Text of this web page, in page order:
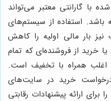
با گارانتی معتبر می‌تواند
باشد. استفاده از سیستم‌های
بار مالی اولیه را کاهش
خرید از فروشنده‌ای که تمام
اغلب همراه با تخفیف است.
خرید در سایت‌های
برای ارائه پیشنهادات رقابتی